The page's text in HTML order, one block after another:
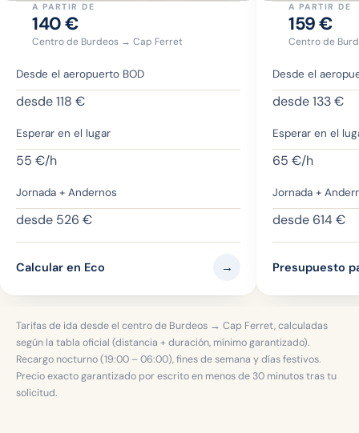
A PARTIR DE
140€
Centro de Burdeos → Cap Ferret
Desde el aeropuerto BOD
desde118 €
Esperar en el lugar
55 €/h
Jornada + Andernos
desde 526 €
Calcular en Eco →
A PARTIR DE
159€
Centro de
Desde el
desde133€
Esperar en el
65 €/h
Jornada +
desde 614 €
Presupuesto
Tarifas de ida desde el centro de Burdeos → Cap Ferret, calculadas
según la tabla oficial (distancia + duración, mínimo garantizado).
Recargo nocturno (19:00 – 06:00), fines de semana y días festivos.
Precio exacto garantizado por escrito en menos de 30 minutos tras tu
solicitud.